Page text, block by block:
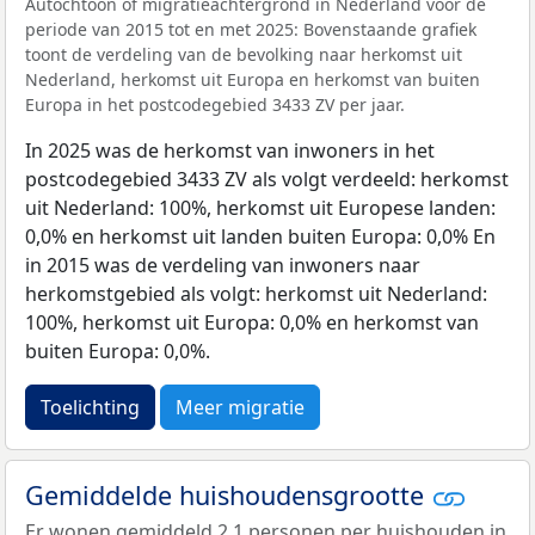
periode van 2015 tot en met 2025: Bovenstaande grafiek
toont de verdeling van de bevolking naar herkomst uit
Nederland, herkomst uit Europa en herkomst van buiten
Europa in het postcodegebied 3433 ZV per jaar.
In 2025 was de herkomst van inwoners in het
postcodegebied 3433 ZV als volgt verdeeld: herkomst
uit Nederland: 100%, herkomst uit Europese landen:
0,0% en herkomst uit landen buiten Europa: 0,0% En
in 2015 was de verdeling van inwoners naar
herkomstgebied als volgt: herkomst uit Nederland:
100%, herkomst uit Europa: 0,0% en herkomst van
buiten Europa: 0,0%.
Toelichting Meer migratie
Gemiddelde huishoudensgrootte